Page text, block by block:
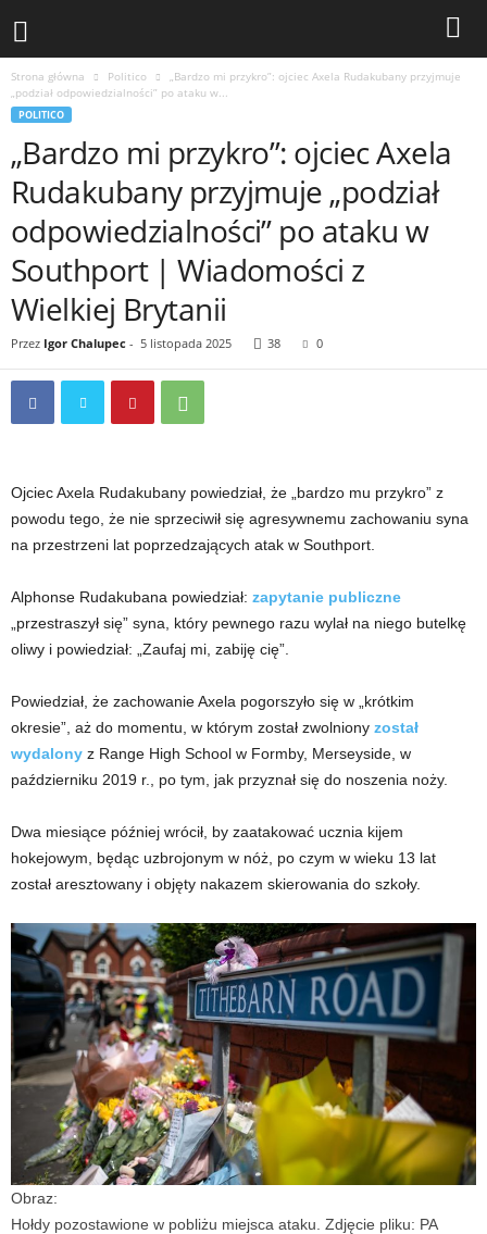
Strona główna Politico
„Bardzo mi przykro”: ojciec Axela Rudakubany przyjmuje
„podział odpowiedzialności” po ataku w...
POLITICO
„Bardzo mi przykro”: ojciec Axela
Rudakubany przyjmuje „podział
odpowiedzialności” po ataku w
Southport | Wiadomości z
Wielkiej Brytanii
Przez Igor Chalupec - 5 listopada 2025 38 0
Ojciec Axela Rudakubany powiedział, że „bardzo mu przykro” z
powodu tego, że nie sprzeciwił się agresywnemu zachowaniu syna
na przestrzeni lat poprzedzających atak w Southport.
Alphonse Rudakubana powiedział: zapytanie publiczne
„przestraszył się” syna, który pewnego razu wylał na niego butelkę
oliwy i powiedział: „Zaufaj mi, zabiję cię”.
Powiedział, że zachowanie Axela pogorszyło się w „krótkim
okresie”, aż do momentu, w którym został zwolniony został
wydalony z Range High School w Formby, Merseyside, w
październiku 2019 r., po tym, jak przyznał się do noszenia noży.
Dwa miesiące później wrócił, by zaatakować ucznia kijem
hokejowym, będąc uzbrojonym w nóż, po czym w wieku 13 lat
został aresztowany i objęty nakazem skierowania do szkoły.
Obraz:
Hołdy pozostawione w pobliżu miejsca ataku. Zdjęcie pliku: PA